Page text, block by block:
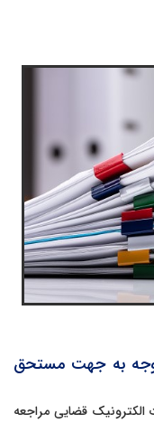
وجه به جهت مستحق
قضایی مراجعه